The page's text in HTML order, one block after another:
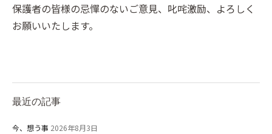
保護者の皆様の忌憚のないご意見、叱咤激励、よろしく
お願いいたします。
最近の記事
今、想う事 2026年8月3日